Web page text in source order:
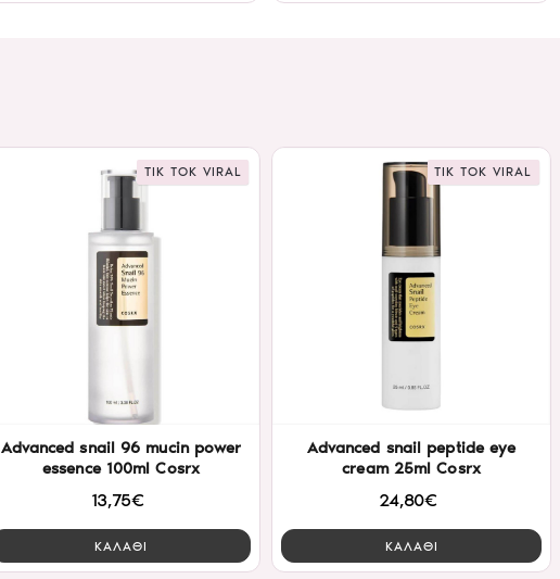
TIK TOK VIRAL
Advanced snail 96 mucin power
essence 100ml Cosrx
13,75€
ΚΑΛΑΘΙ
TIK TOK VIRAL
Advanced snail peptide eye
cream 25ml Cosrx
24,80€
ΚΑΛΑΘΙ